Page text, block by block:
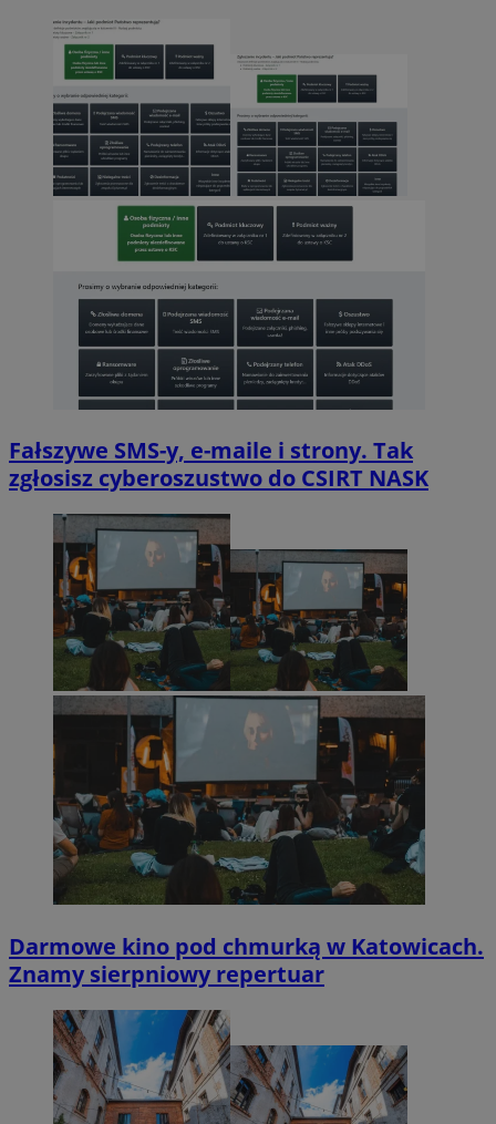
Fałszywe SMS-y, e-maile i strony. Tak
zgłosisz cyberoszustwo do CSIRT NASK
Darmowe kino pod chmurką w Katowicach.
Znamy sierpniowy repertuar